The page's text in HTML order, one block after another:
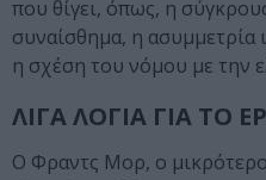
που θίγει, όπως, η
συναίσθημα, η ασυμμετρία
η σχέση του νόμου με την
ΛΙΓΑ ΛΟΓΙΑ ΓΙΑ ΤΟ
Ο Φραντς Μορ, ο